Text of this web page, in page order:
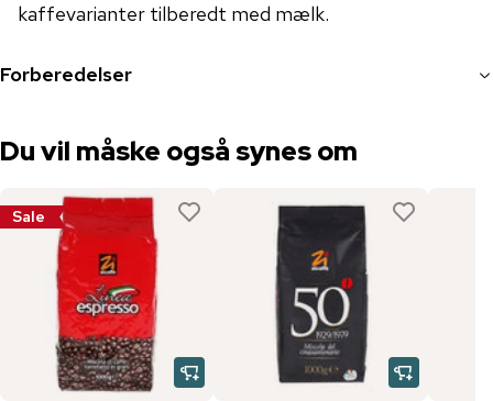
kaffevarianter tilberedt med mælk.
Forberedelser
Du vil måske også synes om
Sale